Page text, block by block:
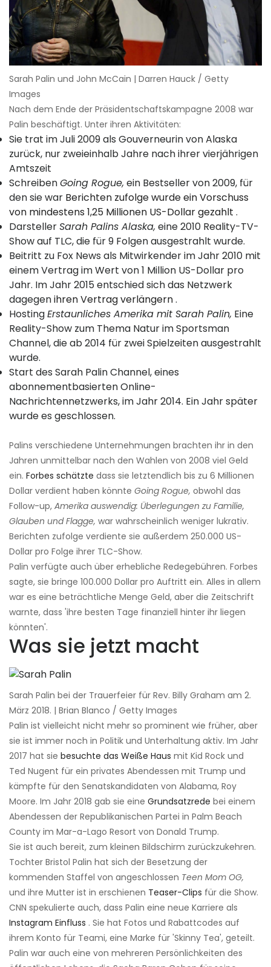
Sarah Palin und John McCain | Darren Hauck / Getty
Images
Nach dem Ende der Präsidentschaftskampagne 2008 war
Palin beschäftigt. Unter ihren Aktivitäten:
Sie trat im Juli 2009 als Gouverneurin von Alaska
zurück, nur zweieinhalb Jahre nach ihrer vierjährigen
Amtszeit
SchreibenGoing Rogue, ein Bestseller von 2009, für
den sie war Berichten zufolge wurde ein Vorschuss
von mindestens 1,25 Millionen US-Dollar gezahlt .
DarstellerSarah Palins Alaska, eine 2010 Reality-TV-
Show auf TLC, die für 9 Folgen ausgestrahlt wurde.
Beitritt zu Fox News als Mitwirkender im Jahr 2010 mit
einem Vertrag im Wert von 1 Million US-Dollar pro
Jahr. Im Jahr 2015 entschied sich das Netzwerk
dagegenihren Vertrag verlängern.
HostingErstaunliches Amerika mit Sarah Palin, Eine
Reality-Show zum Thema Natur im Sportsman
Channel, die ab 2014 für zwei Spielzeiten ausgestrahlt
wurde.
Start des Sarah Palin Channel, eines
abonnementbasierten Online-
Nachrichtennetzwerks, im Jahr 2014. Ein Jahr später
wurde es geschlossen.
Palins verschiedene Unternehmungen brachten ihr in den
Jahren unmittelbar nach den Wahlen von 2008 viel Geld
ein. Forbes schätzte dass sie letztendlich bis zu 6 Millionen
Dollar verdient haben könnte Going Rogue, obwohl das
Follow-up, Amerika auswendig: Überlegungen zu Familie,
Glauben und Flagge, war wahrscheinlich weniger lukrativ.
Berichten zufolge verdiente sie außerdem 250.000 US-
Dollar pro Folge ihrer TLC-Show.
Palin verfügte auch über erhebliche Redegebühren. Forbes
sagte, sie bringe 100.000 Dollar pro Auftritt ein. Alles in allem
war es eine beträchtliche Menge Geld, aber die Zeitschrift
warnte, dass 'ihre besten Tage finanziell hinter ihr liegen
könnten'.
Was sie jetzt macht
Sarah Palin bei der Trauerfeier für Rev. Billy Graham am 2.
März 2018. | Brian Blanco / Getty Images
Palin ist vielleicht nicht mehr so ​​prominent wie früher, aber
sie ist immer noch in Politik und Unterhaltung aktiv. Im Jahr
2017 hat sie besuchte das Weiße Haus mit Kid Rock und
Ted Nugent für ein privates Abendessen mit Trump und
kämpfte für den Senatskandidaten von Alabama, Roy
Moore. Im Jahr 2018 gab sie eine Grundsatzrede bei einem
Abendessen der Republikanischen Partei in Palm Beach
County im Mar-a-Lago Resort von Donald Trump.
Sie ist auch bereit, zum kleinen Bildschirm zurückzukehren.
Tochter Bristol Palin hat sich der Besetzung der
kommenden Staffel von angeschlossen Teen Mom OG,
und ihre Mutter ist in erschienen Teaser-Clips für die Show.
CNN spekulierte auch, dass Palin eine neue Karriere als
Instagram Einfluss . Sie hat Fotos und Rabattcodes auf
ihrem Konto für Teami, eine Marke für 'Skinny Tea', geteilt.
Palin war auch eine von mehreren Persönlichkeiten des